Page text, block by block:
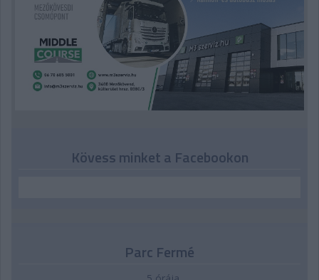
Kövess minket a Facebookon
Parc Fermé